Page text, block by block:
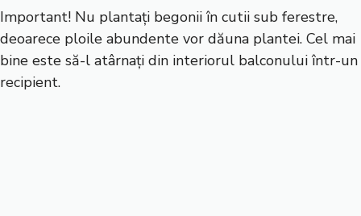
Important! Nu plantați begonii în cutii sub ferestre,
deoarece ploile abundente vor dăuna plantei. Cel mai
bine este să-l atârnați din interiorul balconului într-un
recipient.